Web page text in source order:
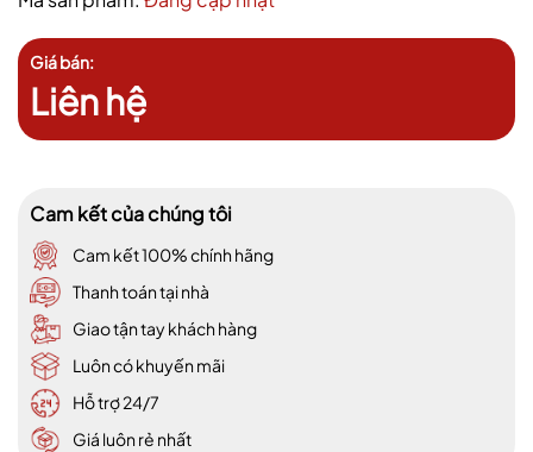
Giá bán:
Liên hệ
Cam kết của chúng tôi
Cam kết 100% chính hãng
Thanh toán tại nhà
Giao tận tay khách hàng
Luôn có khuyến mãi
Hỗ trợ 24/7
Giá luôn rẻ nhất